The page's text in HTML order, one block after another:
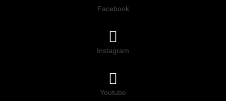
Facebook
Instagram
Youtube